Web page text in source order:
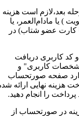
بعد،لازم است هزینه
مادام‌العمر، یا
کارت عضو شتاب) در
کاربری دریافت
کاربری" و
صفحه صورتحساب
هزینه نهایی ارائه شده
را انجام دهید.
در صورتحساب از